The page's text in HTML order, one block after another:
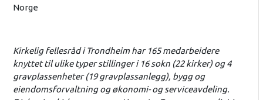
Norge
Kirkelig fellesråd i Trondheim har 165 medarbeidere
knyttet til ulike typer stillinger i 16 sokn (22 kirker) og 4
gravplassenheter (19 gravplassanlegg), bygg og
eiendomsforvaltning og økonomi- og serviceavdeling.